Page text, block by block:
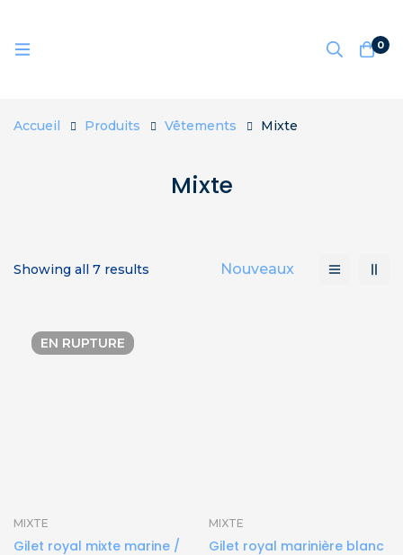
0
Accueil Produits Vêtements Mixte
Mixte
Showing all 7 results Nouveaux
EN RUPTURE
MIXTE
Gilet royal mixte marine /
MIXTE
Gilet royal marinière blanc